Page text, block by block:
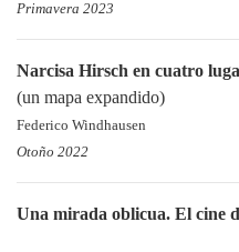
Primavera 2023
Narcisa Hirsch en cuatro
(un mapa expandido)
Federico Windhausen
Otoño 2022
Una mirada oblicua. El cine